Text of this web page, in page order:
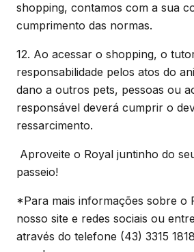
shopping, contamos com a sua
cumprimento das normas.
12. Ao acessar o shopping, o
responsabilidade pelos atos do
dano a outros pets, pessoas ou
responsável deverá cumprir o
ressarcimento.
Aproveite o Royal juntinho do
passeio!
*Para mais informações sobre o
nosso site e redes sociais ou
através do telefone (43) 3315